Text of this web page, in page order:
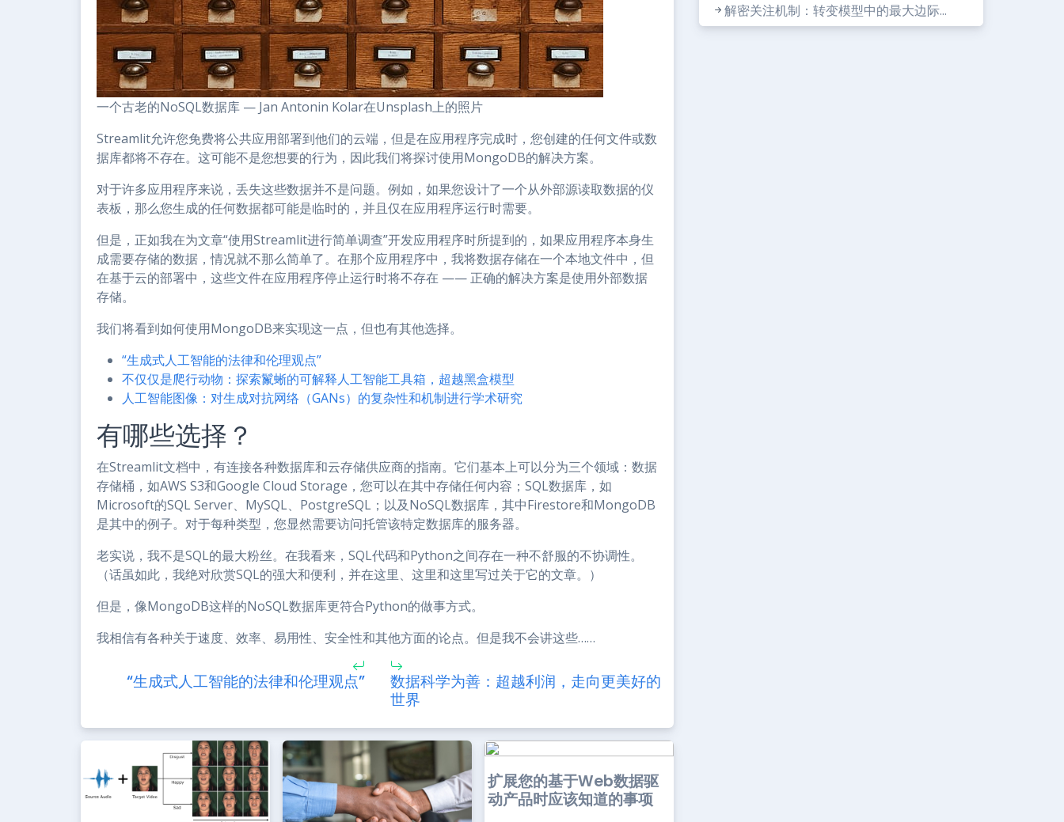
一个古老的NoSQL数据库 — Jan Antonin Kolar在Unsplash上的照片
Streamlit允许您免费将公共应用部署到他们的云端，但是在应用程序完成时，您创建的任何文件或数
据库都将不存在。这可能不是您想要的行为，因此我们将探讨使用MongoDB的解决方案。
对于许多应用程序来说，丢失这些数据并不是问题。例如，如果您设计了一个从外部源读取数据的仪
表板，那么您生成的任何数据都可能是临时的，并且仅在应用程序运行时需要。
但是，正如我在为文章“使用Streamlit进行简单调查”开发应用程序时所提到的，如果应用程序本身生
成需要存储的数据，情况就不那么简单了。在那个应用程序中，我将数据存储在一个本地文件中，但
在基于云的部署中，这些文件在应用程序停止运行时将不存在 —— 正确的解决方案是使用外部数据
存储。
我们将看到如何使用MongoDB来实现这一点，但也有其他选择。
“生成式人工智能的法律和伦理观点”
不仅仅是爬行动物：探索鬣蜥的可解释人工智能工具箱，超越黑盒模型
人工智能图像：对生成对抗网络（GANs）的复杂性和机制进行学术研究
有哪些选择？
在Streamlit文档中，有连接各种数据库和云存储供应商的指南。它们基本上可以分为三个领域：数据
存储桶，如AWS S3和Google Cloud Storage，您可以在其中存储任何内容；SQL数据库，如
Microsoft的SQL Server、MySQL、PostgreSQL；以及NoSQL数据库，其中Firestore和MongoDB
是其中的例子。对于每种类型，您显然需要访问托管该特定数据库的服务器。
老实说，我不是SQL的最大粉丝。在我看来，SQL代码和Python之间存在一种不舒服的不协调性。
（话虽如此，我绝对欣赏SQL的强大和便利，并在这里、这里和这里写过关于它的文章。）
但是，像MongoDB这样的NoSQL数据库更符合Python的做事方式。
我相信有各种关于速度、效率、易用性、安全性和其他方面的论点。但是我不会讲这些……
“生成式人工智能的法律和伦理观点”
数据科学为善：超越利润，走向更美好的
世界
扩展您的基于Web数据驱
动产品时应该知道的事项
解密关注机制：转变模型中的最大边际...